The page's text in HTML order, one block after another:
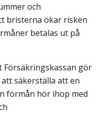
och
bristerna ökar risken
betalas ut på
Försäkringskassan gör
säkerställa att en
förmån hör ihop med